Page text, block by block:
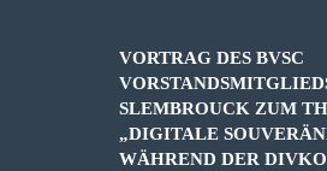
VORTRAG DES BVSC
SLEMBROUCK ZUM
„DIGITALE
WÄHREND DER